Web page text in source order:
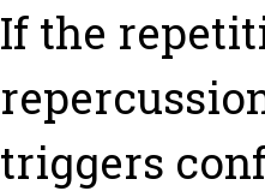
If the
triggers